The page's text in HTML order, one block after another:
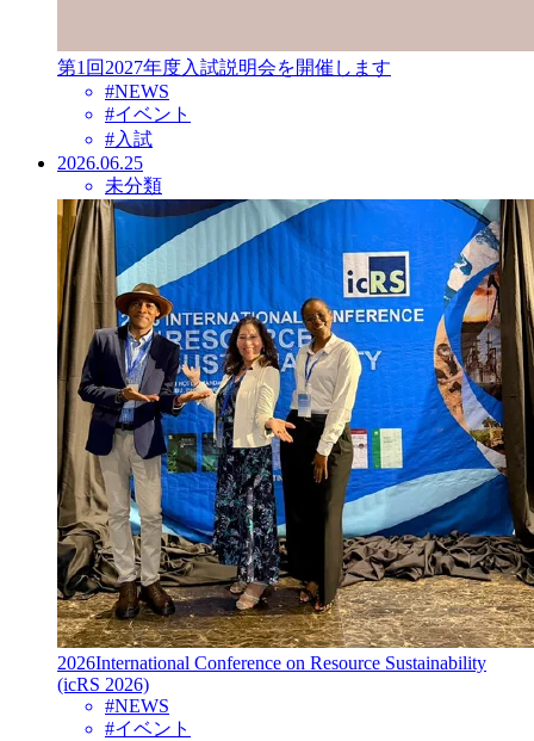
第1回2027年度入試説明会を開催します
#NEWS
#イベント
#入試
2026.06.25
未分類
2026International Conference on Resource Sustainability
(icRS 2026)
#NEWS
#イベント